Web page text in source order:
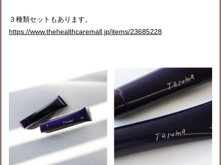
３種類セットもあります。
https://www.thehealthcaremall.jp/items/23685228